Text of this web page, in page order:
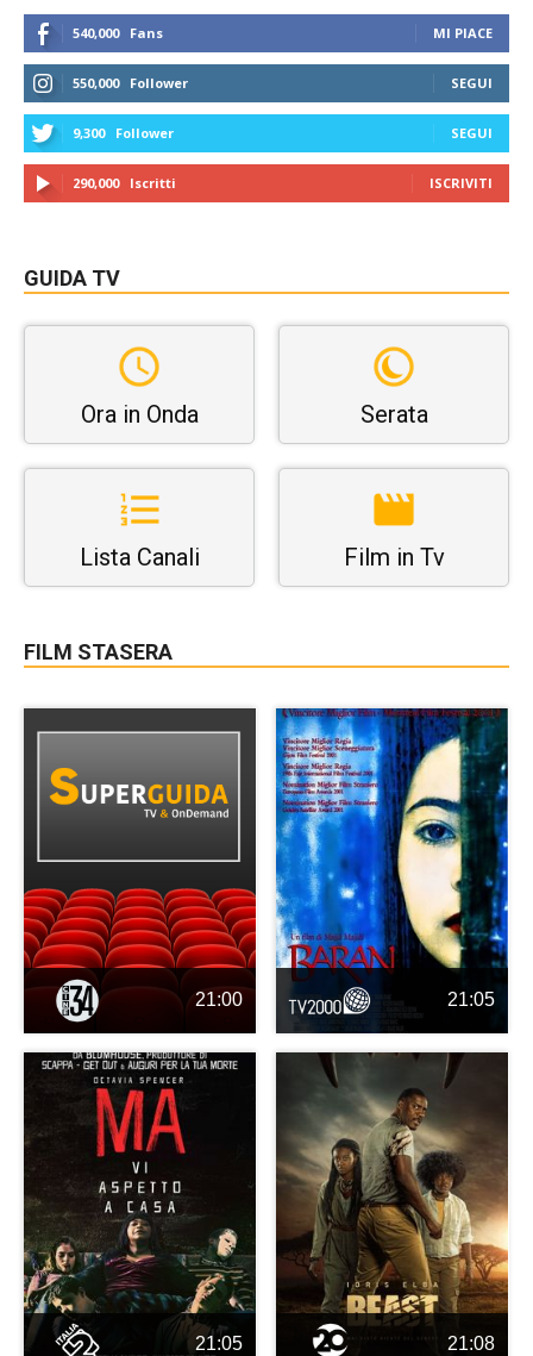
540,000 Fans MI PIACE
550,000 Follower SEGUI
9,300 Follower SEGUI
290,000 Iscritti ISCRIVITI
GUIDA TV
Ora in Onda Serata
Lista Canali Film in Tv
FILM STASERA
21:00 21:05
21:05 21:08